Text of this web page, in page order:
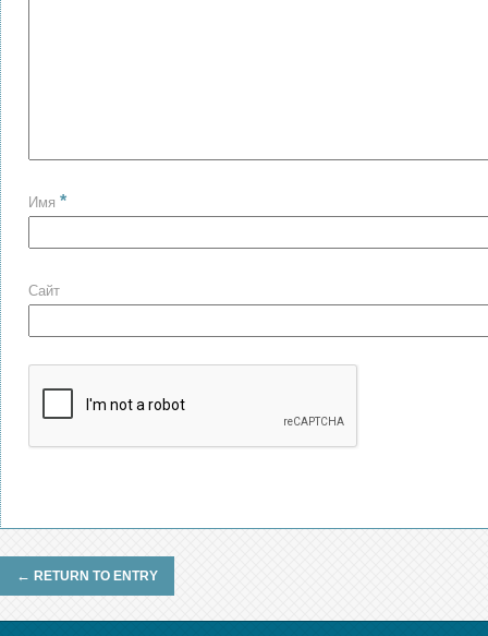
Имя *
Сайт
← RETURN TO ENTRY